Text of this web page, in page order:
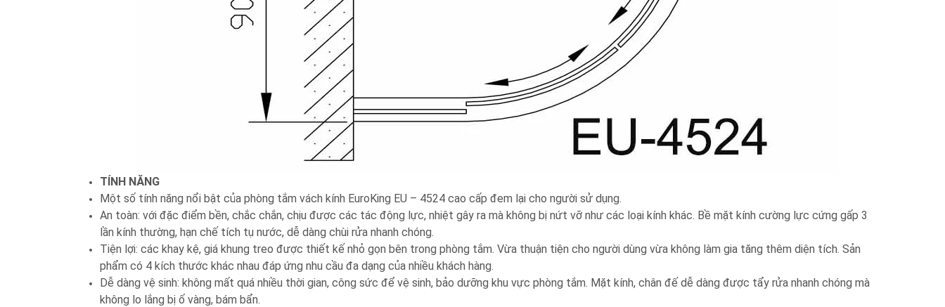
TÍNH NĂNG
Một số tính năng nổi bật của phòng tắm vách kính EuroKing EU – 4524 cao cấp đem lại cho người sử dụng.
An toàn: với đặc điểm bền, chắc chắn, chịu được các tác động lực, nhiệt gây ra mà không bị nứt vỡ như các loại kính khác. Bề mặt kính cường lực cứng gấp 3
lần kính thường, hạn chế tích tụ nước, dễ dàng chùi rửa nhanh chóng.
Tiện lợi: các khay kệ, giá khung treo được thiết kế nhỏ gọn bên trong phòng tắm. Vừa thuận tiện cho người dùng vừa không làm gia tăng thêm diện tích. Sản
phẩm có 4 kích thước khác nhau đáp ứng nhu cầu đa dạng của nhiều khách hàng.
Dễ dàng vệ sinh: không mất quá nhiều thời gian, công sức để vệ sinh, bảo dưỡng khu vực phòng tắm. Mặt kính, chân đế dễ dàng được tẩy rửa nhanh chóng mà
không lo lắng bị ố vàng, bám bẩn.